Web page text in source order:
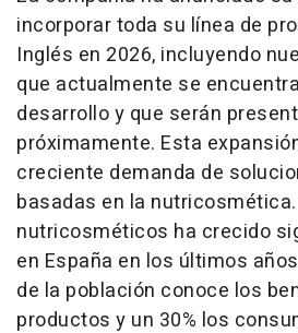
incorporar toda su línea de
Inglés en 2026, incluyendo
que actualmente se
desarrollo y que serán
próximamente. Esta
creciente demanda de
basadas en la
nutricosméticos ha crecido
en España en los últimos
de la población conoce los
productos y un 30% los